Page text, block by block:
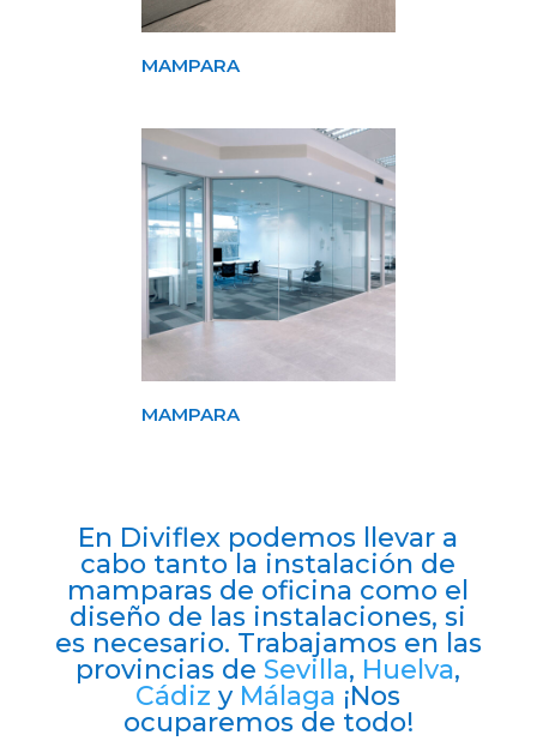
MAMPARA
MAMPARA
En Diviflex podemos llevar a
cabo tanto la instalación de
mamparas de oficina como el
diseño de las instalaciones, si
es necesario. Trabajamos en las
provincias deSevilla, Huelva,
Cádiz y Málaga ¡Nos
ocuparemos de todo!